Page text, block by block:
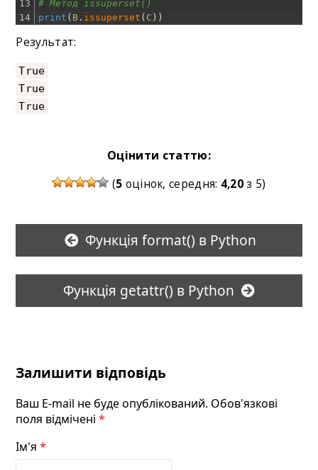
13
14
# Метод issuperset()
print ( B . issuperset ( C ) )
Результат:
True
True
True
Оцінити статтю:
(5 оцінок, середня: 4,20з 5)
Функція format() в Python
Функція getattr() в Python
Залишити відповідь
Ваш E-mail не буде опублікований. Обов'язкові
поля відмічені*
Ім'я*